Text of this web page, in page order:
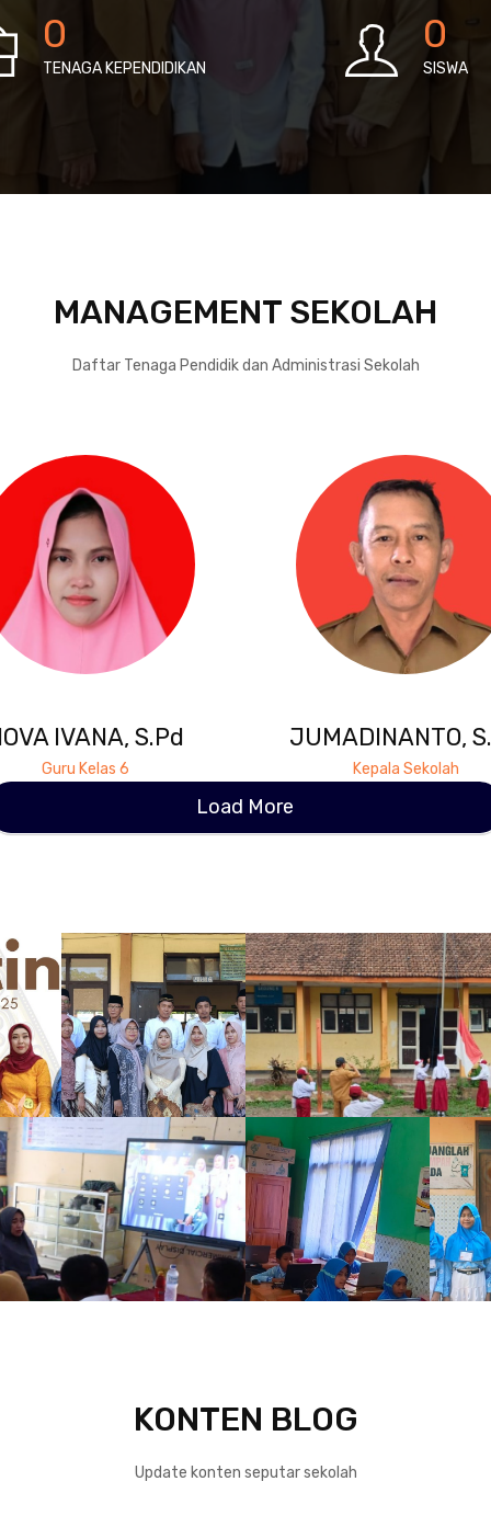
0
TENAGA KEPENDIDIKAN
0
SISWA
MANAGEMENT SEKOLAH
Daftar Tenaga Pendidik dan Administrasi Sekolah
IVANA, S.Pd
Guru Kelas 6
JUMADINANTO,
Kepala Sekolah
Load More
KONTEN BLOG
Update konten seputar sekolah